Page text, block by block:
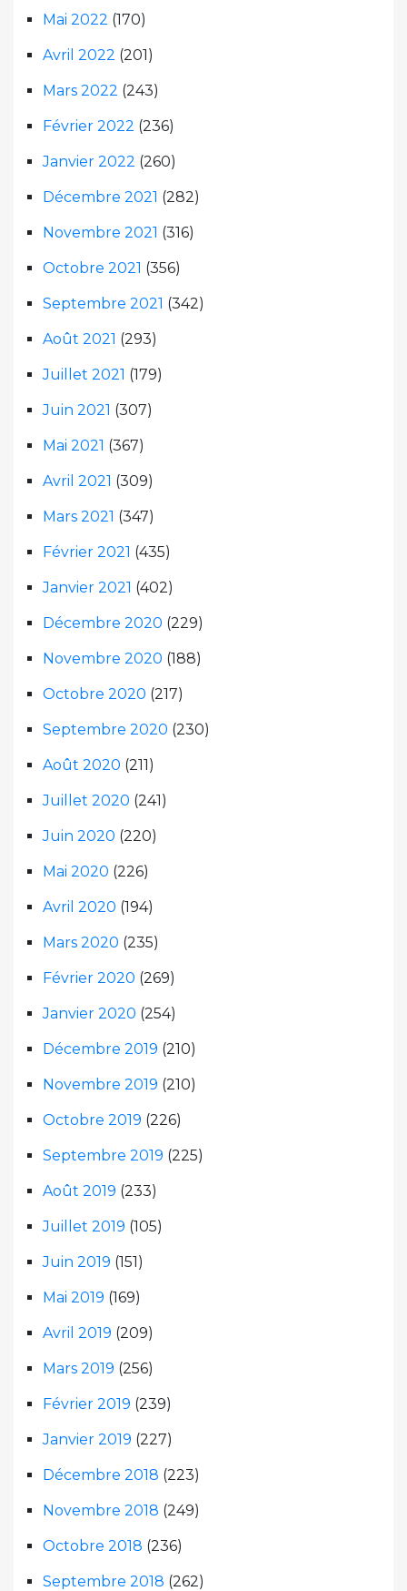
Mai 2022 (170)
Avril 2022 (201)
Mars 2022 (243)
Février 2022 (236)
Janvier 2022 (260)
Décembre 2021 (282)
Novembre 2021 (316)
Octobre 2021 (356)
Septembre 2021 (342)
Août 2021 (293)
Juillet 2021 (179)
Juin 2021 (307)
Mai 2021 (367)
Avril 2021 (309)
Mars 2021 (347)
Février 2021 (435)
Janvier 2021 (402)
Décembre 2020 (229)
Novembre 2020 (188)
Octobre 2020 (217)
Septembre 2020 (230)
Août 2020 (211)
Juillet 2020 (241)
Juin 2020 (220)
Mai 2020 (226)
Avril 2020 (194)
Mars 2020 (235)
Février 2020 (269)
Janvier 2020 (254)
Décembre 2019 (210)
Novembre 2019 (210)
Octobre 2019 (226)
Septembre 2019 (225)
Août 2019 (233)
Juillet 2019 (105)
Juin 2019 (151)
Mai 2019 (169)
Avril 2019 (209)
Mars 2019 (256)
Février 2019 (239)
Janvier 2019 (227)
Décembre 2018 (223)
Novembre 2018 (249)
Octobre 2018 (236)
Septembre 2018 (262)